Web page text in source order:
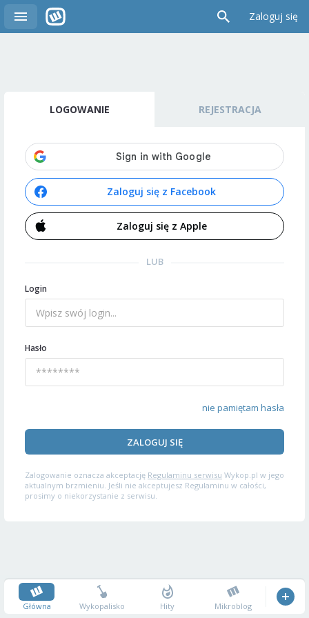
Zaloguj się
LOGOWANIE REJESTRACJA
Zaloguj się z Facebook
Zaloguj się z Apple
LUB
Login
Hasło
nie pamiętam hasła
ZALOGUJ SIĘ
Zalogowanie oznacza akceptację Regulaminu serwisu Wykop.pl w jego
aktualnym brzmieniu. Jeśli nie akceptujesz Regulaminu w całości,
prosimy o niekorzystanie z serwisu.
Główna Wykopalisko Hity Mikroblog